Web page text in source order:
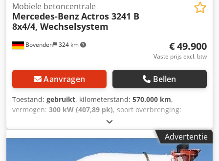
Bovenden 324 km
Mobiele betoncentrale
Mercedes-BenzActros 3241 B
8x4/4, Wechselsystem
€ 49.900
Vaste prijs excl. btw
Aanvragen Bellen
Toestand: gebruikt, kilometerstand: 570.000 km,
vermogen: 300 kW (407,89 pk), soort overbrenging:
diesel
totaalgewicht:32.000 kg, bandenmaten:315/80R22.5,
asconfiguratie:8x4, aantal zitplaatsen:2, eerste registratie:
Euro 4, remmen: motorrem,
Advertentie